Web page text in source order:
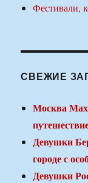
Фестивали,
СВЕЖИЕ
Москва
Девушки
городе с
Девушки